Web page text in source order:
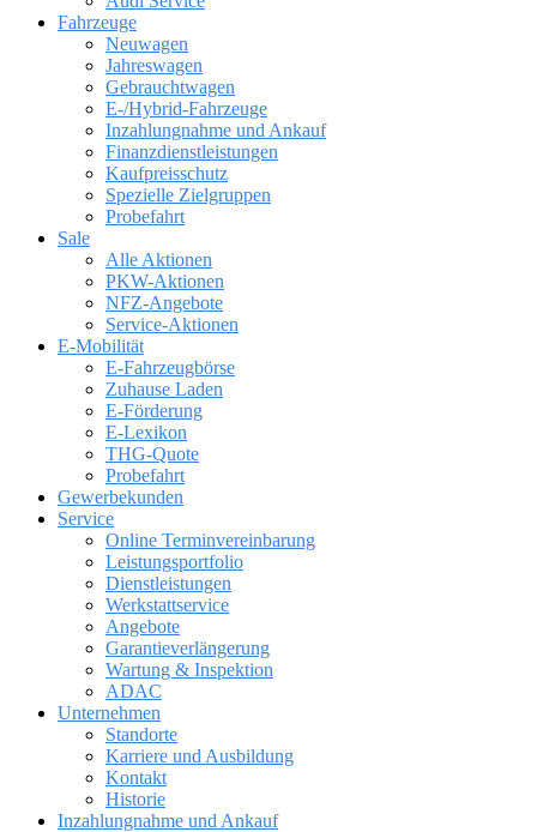
Fahrzeuge
Neuwagen
Jahreswagen
Gebrauchtwagen
E-/Hybrid-Fahrzeuge
Inzahlungnahme und Ankauf
Finanzdienstleistungen
Kaufpreisschutz
Spezielle Zielgruppen
Probefahrt
Sale
Alle Aktionen
PKW-Aktionen
NFZ-Angebote
Service-Aktionen
E-Mobilität
E-Fahrzeugbörse
Zuhause Laden
E-Förderung
E-Lexikon
THG-Quote
Probefahrt
Gewerbekunden
Service
Online Terminvereinbarung
Leistungsportfolio
Dienstleistungen
Werkstattservice
Angebote
Garantieverlängerung
Wartung & Inspektion
ADAC
Unternehmen
Standorte
Karriere und Ausbildung
Kontakt
Historie
Inzahlungnahme und Ankauf